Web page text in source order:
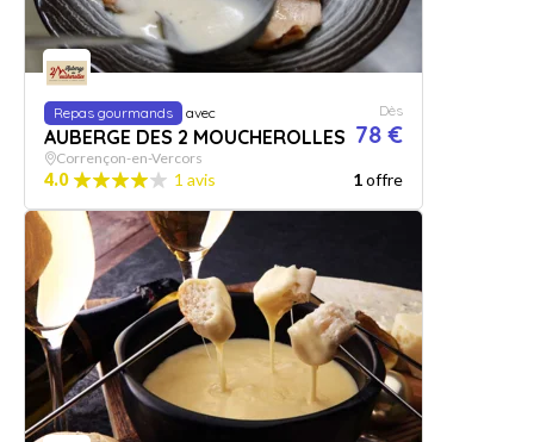
Repas gourmands avec
AUBERGE DES 2 MOUCHEROLLES
Dès
78 €
Corrençon-en-Vercors
4.0 1 avis 1offre